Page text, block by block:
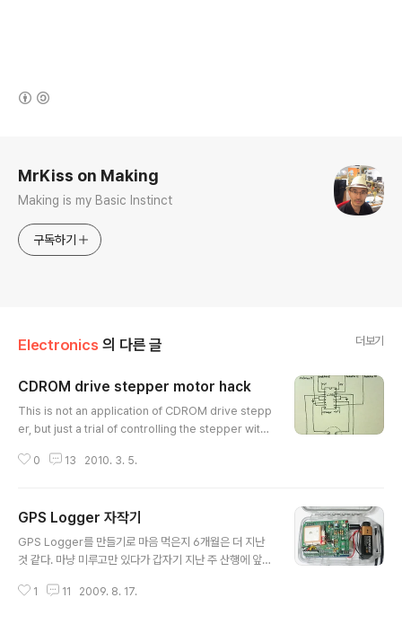
MrKiss on Making
Making is my Basic Instinct
구독하기
Electronics 의 다른 글 더보기
CDROM drive stepper motor hack
This is not an application of CDROM drive stepp
er, but just a trial of controlling the stepper with
ut Arduino board to do this hack. Arduino is fam
drive one bipolar stepper or two DC motors wit
h this L293D chip. Input is variable resistance p
otentiometer. ..
0 13 2010. 3. 5.
GPS Logger 자작기
GPS Logger를 만들기로 마음 먹은지 6개월은 더 지난
것 같다. 마냥 미루고만 있다가 갑자기 지난 주 산행에 앞서
신호를 받아서 여정 내내 이동한 궤적을 좌표로 기록하는
1 11 2009. 8. 17.